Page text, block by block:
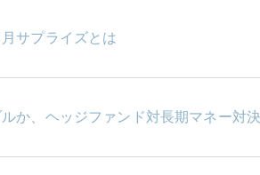
サプライズとは
か、ヘッジファンド対長期マネー対